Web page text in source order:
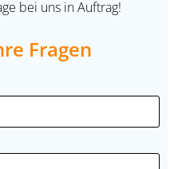
bei uns in Auftrag!
Fragen